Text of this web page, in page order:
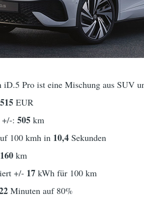
iD.5 Pro ist eine Mischung aus SUV
EUR
+/-:505 km
100 kmh in 10,4 Sekunden
160 km
+/- 17 kWh für 100 km
Minuten auf 80%